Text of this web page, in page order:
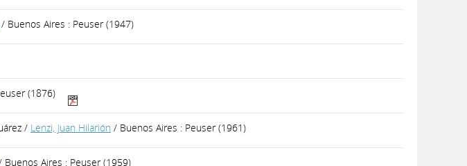
/ Buenos Aires : Peuser (1947)
(1876)
/ Lenzi, Juan Hilarión / Buenos Aires : Peuser (1961)
Buenos Aires : Peuser (1959)